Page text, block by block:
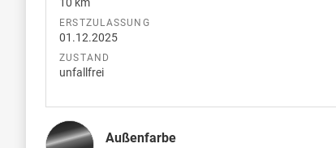
ERSTZULASSUNG
01.12.2025
ZUSTAND
unfallfrei
Außenfarbe